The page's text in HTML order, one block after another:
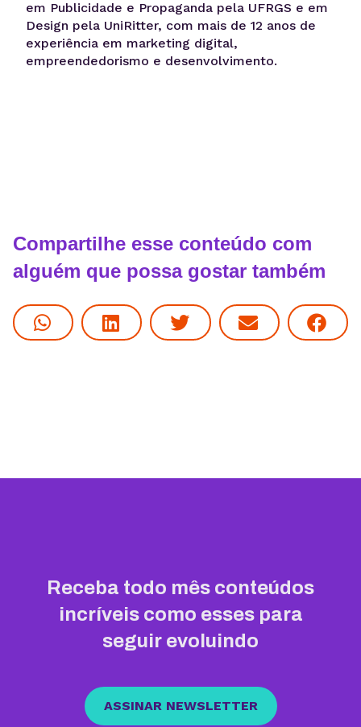
em Publicidade e Propaganda pela UFRGS e em
Design pela UniRitter, com mais de 12 anos de
experiência em marketing digital,
empreendedorismo e desenvolvimento.
Compartilhe esse conteúdo com
alguém que possa gostar também
Receba todo mês conteúdos
incríveis como esses para
seguir evoluindo
ASSINAR NEWSLETTER